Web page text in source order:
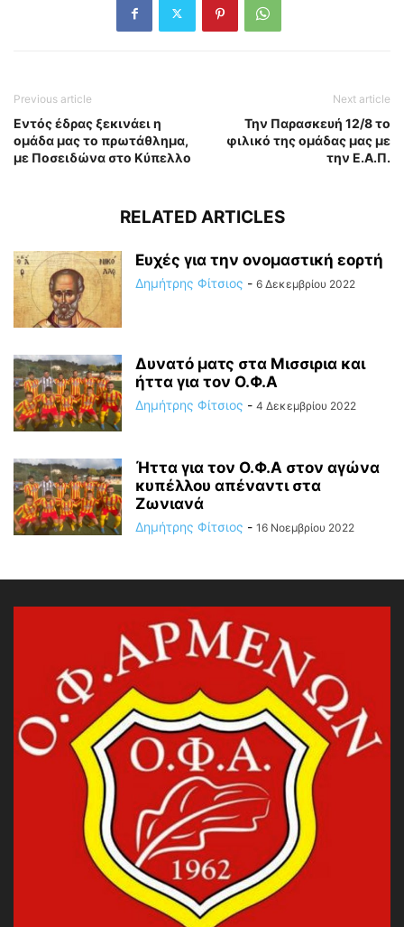
Previous article
Εντός έδρας ξεκινάει η
ομάδα μας το πρωτάθλημα,
με Ποσειδώνα στο Κύπελλο
Next article
Την Παρασκευή 12/8 το
φιλικό της ομάδας μας με
την Ε.Α.Π.
RELATED ARTICLES
Ευχές για την ονομαστική εορτή
Δημήτρης Φίτσιος - 6 Δεκεμβρίου 2022
Δυνατό ματς στα Μισσιρια και
ήττα για τον Ο.Φ.Α
Δημήτρης Φίτσιος - 4 Δεκεμβρίου 2022
Ήττα για τον Ο.Φ.Α στον αγώνα
κυπέλλου απέναντι στα
Ζωνιανά
Δημήτρης Φίτσιος - 16 Νοεμβρίου 2022